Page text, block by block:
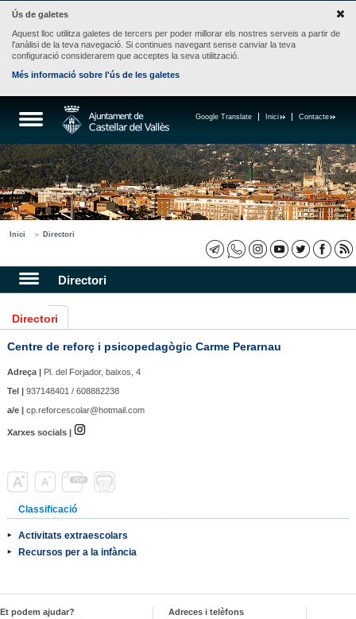
Ús de galetes
Aquest lloc utilitza galetes de tercers per poder millorar els nostres serveis a partir de
l'anàlisi de la teva navegació. Si continues navegant sense canviar la teva
configuració considerarem que acceptes la seva utilització.
Més informació sobre l'ús de les galetes
Contacte
Inici
Google Translate
Inici Directori
Directori
Directori
Centre de reforç i psicopedagògic Carme Perarnau
Adreça |Pl. del Forjador, baixos, 4
Tel |937148401 / 608882238
a/e |cp.reforcescolar@hotmail.com
Xarxes socials |
Classificació
Activitats extraescolars
Recursos per a la infància
Et podem ajudar?
Adreces i telèfons